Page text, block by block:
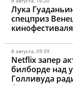
Лука
спецприз
кинофестиваля
8 августа, 09:39
Netflix запер
билборде над
Голливуда
фильма